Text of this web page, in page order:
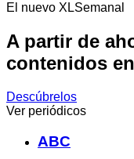
El nuevo XLSemanal
A partir de
contenidos
Descúbrelos
Ver periódicos
ABC